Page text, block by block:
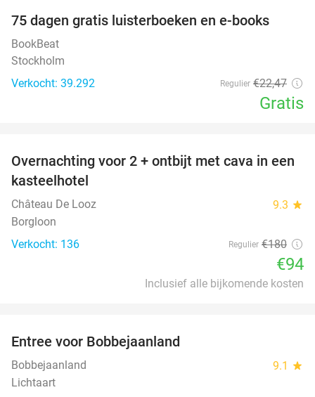
75 dagen gratis luisterboeken en e-books
BookBeat
Stockholm
Verkocht: 39.292
Regulier €22,47
Gratis
48%
Overnachting voor 2 + ontbijt met cava in een
kasteelhotel
Château De Looz 9.3 star
Borgloon
Verkocht: 136
Regulier €180
€94
Inclusief alle bijkomende kosten
Entree voor Bobbejaanland
Bobbejaanland 9.1 star
Lichtaart